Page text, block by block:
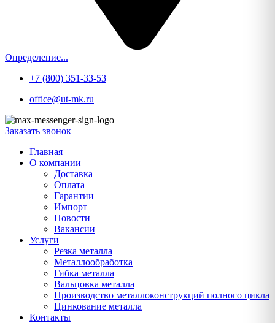
Определение...
+7 (800) 351-33-53
office@ut-mk.ru
Заказать звонок
Главная
О компании
Доставка
Оплата
Гарантии
Импорт
Новости
Вакансии
Услуги
Резка металла
Металлообработка
Гибка металла
Вальцовка металла
Производство металлоконструкций полного цикла
Цинкование металла
Контакты